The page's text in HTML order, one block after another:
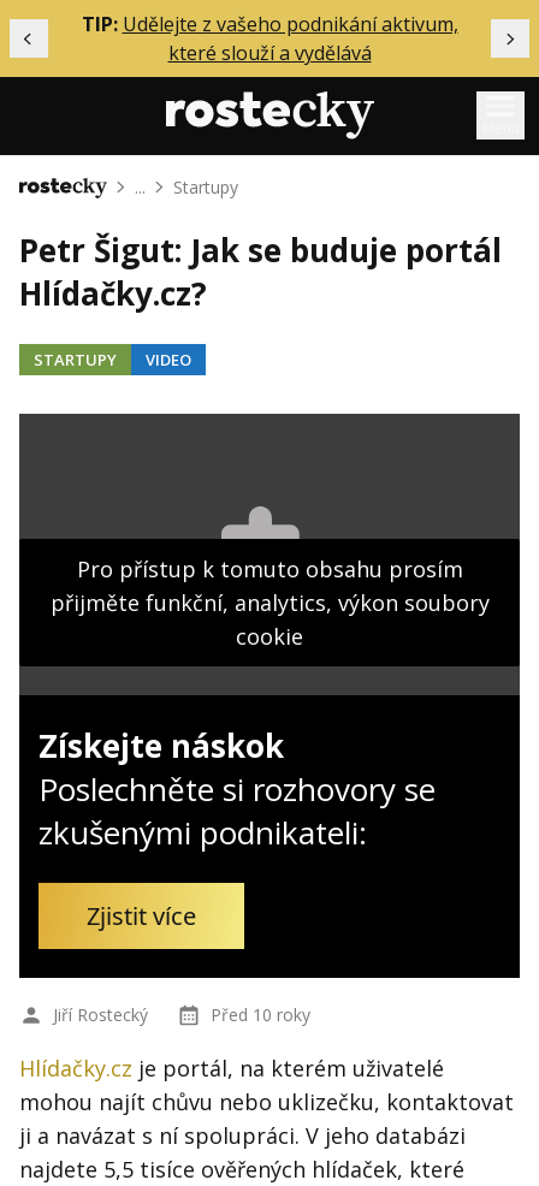
Předchozí
TIP: Udělejte z vašeho podnikání aktivum,
které slouží a vydělává
Mentoring
Podcasty
Solo
Inzerce
O mně
Kontakt
Obchodní podmínky
Hledat
Domů ... Startupy
Petr Šigut: Jak se buduje portál
Hlídačky.cz?
STARTUPY VIDEO
Pro přístup k tomuto obsahu prosím
přijměte funkční, analytics, výkon soubory
cookie
Získejte náskok
Poslechněte si rozhovory se
zkušenými podnikateli:
Zjistit více
Jiří Rostecký Před 10 roky
Hlídačky.cz je portál, na kterém uživatelé
mohou najít chůvu nebo uklizečku, kontaktovat
ji a navázat s ní spolupráci. V jeho databázi
najdete 5,5 tisíce ověřených hlídaček, které